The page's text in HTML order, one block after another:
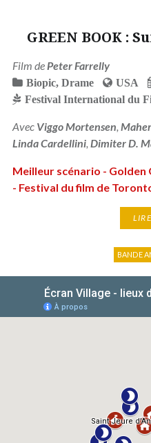
GREEN BOOK :
Film de Peter Farrelly
Biopic, Drame USA
Festival International du
Avec Viggo Mortensen
Linda Cardellini, Dimiter D.
Meilleur scénario - Golden
- Festival du film de
BANDE